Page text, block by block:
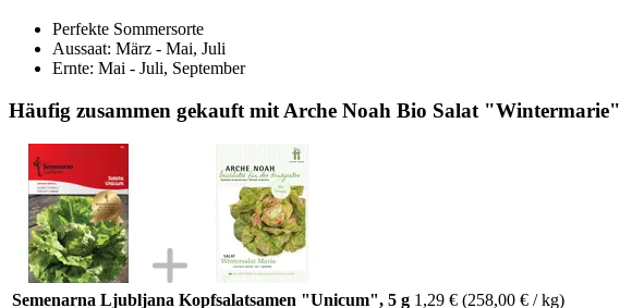
Perfekte Sommersorte
Aussaat: März - Mai, Juli
Ernte: Mai - Juli, September
Häufig zusammen gekauft mit Arche Noah Bio Salat "Wintermarie"
Semenarna Ljubljana Kopfsalatsamen "Unicum", 5 g 1,29 € (258,00 € / kg)